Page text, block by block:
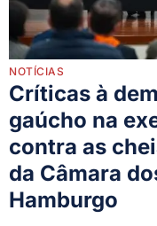
NOTÍCIAS
Críticas à
gaúcho na
contra as
da Câmara
Hamburgo